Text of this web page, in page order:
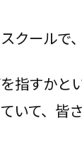
クールで
指すかと
いて、皆